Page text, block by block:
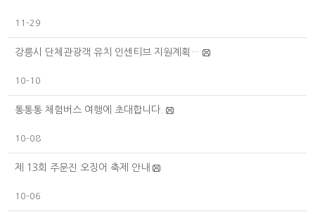
11-29
강릉시 단체관광객 유치 인센티브 지원계획…
10-10
통통통 체험버스 여행에 초대합니다.
10-08
제 13회 주문진 오징어 축제 안내
10-06